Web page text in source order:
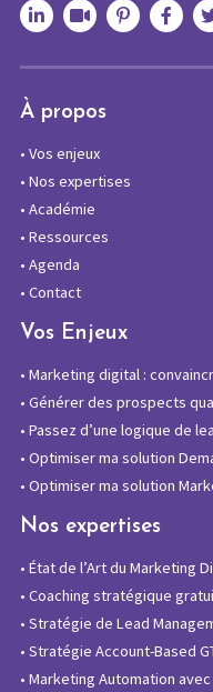
À propos
• Vos enjeux
• Nos expertises
• Académie
• Ressources
• Agenda
• Contact
Vos Enjeux
• Marketing digital :
• Générer des prospects
• Passez d’une logique de
• Optimiser ma solution
• Optimiser ma solution
Nos expertises
• État de l’Art du Marketing
• Coaching stratégique
• Stratégie de Lead
• Stratégie Account-Based
• Marketing Automation